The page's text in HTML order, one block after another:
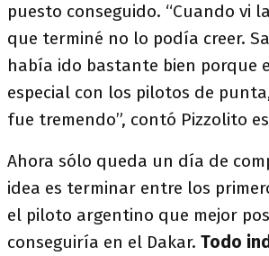
puesto conseguido. “Cuando vi
que terminé no lo podía creer.
había ido bastante bien porque
especial con los pilotos de
fue tremendo”, contó Pizzolito
Ahora sólo queda un día de
idea es terminar entre los
el piloto argentino que mejor
conseguiría en el Dakar. Todo